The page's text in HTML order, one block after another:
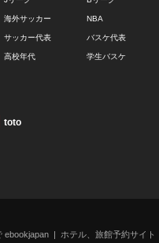
海外サッカー
サッカー代表
高校年代
NBA
バスケ代表
学生バスケ
toto
ebookjapan
ホテル、旅館予約サイ